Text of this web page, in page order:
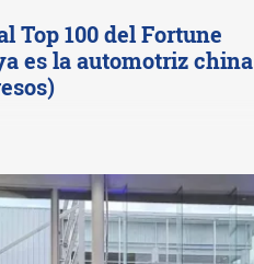
Top 100 del Fortune
es la automotriz china